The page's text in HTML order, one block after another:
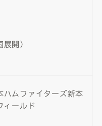
展開）
ハムファイターズ新本
ィールド